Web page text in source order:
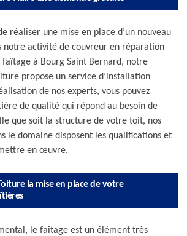
réaliser une mise en place d’un nouveau
notre activité de couvreur en réparation
à Bourg Saint Bernard, notre
propose un service d’installation
de nos experts, vous pouvez
de qualité qui répond au besoin de
que soit la structure de votre toit, nos
le domaine disposent les qualifications et
en œuvre.
la mise en place de votre
le faîtage est un élément très